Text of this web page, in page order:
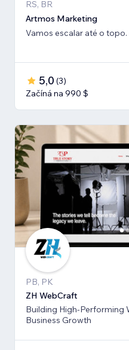
RS, BR
Artmos Marketing
Vamos escalar até o topo.
5,0 (3)
Začíná na 990 $
PB, PK
ZH WebCraft
Building High-Performing
Business Growth